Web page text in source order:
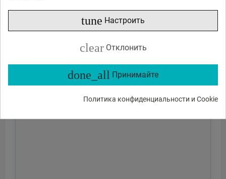
tune Настроить
clear Отклонить
done_all Принимайте
Политика конфиденциальности и Cookie